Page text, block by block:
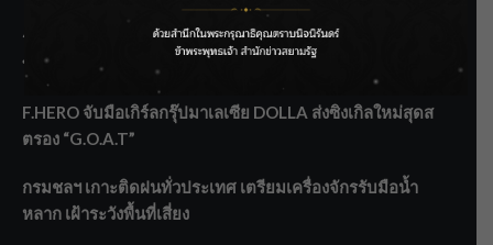
ราชเลขานุการในพระองค์ฯ ติดตามโครงการหุบกะพง–ห้วย
ทรายใต้ เสริมความมั่นคงน้ำเพชรบุรี
F.HERO จับมือเกิร์ลกรุ๊ปมาเลเซีย DOLLA ส่งซิงเกิลใหม่สุดส
ตรอง “G.O.A.T”
กรมชลฯ เกาะติดฝนทั่วประเทศ เตรียมเครื่องจักรรับมือน้ำ
หลาก เฝ้าระวังพื้นที่เสี่ยง